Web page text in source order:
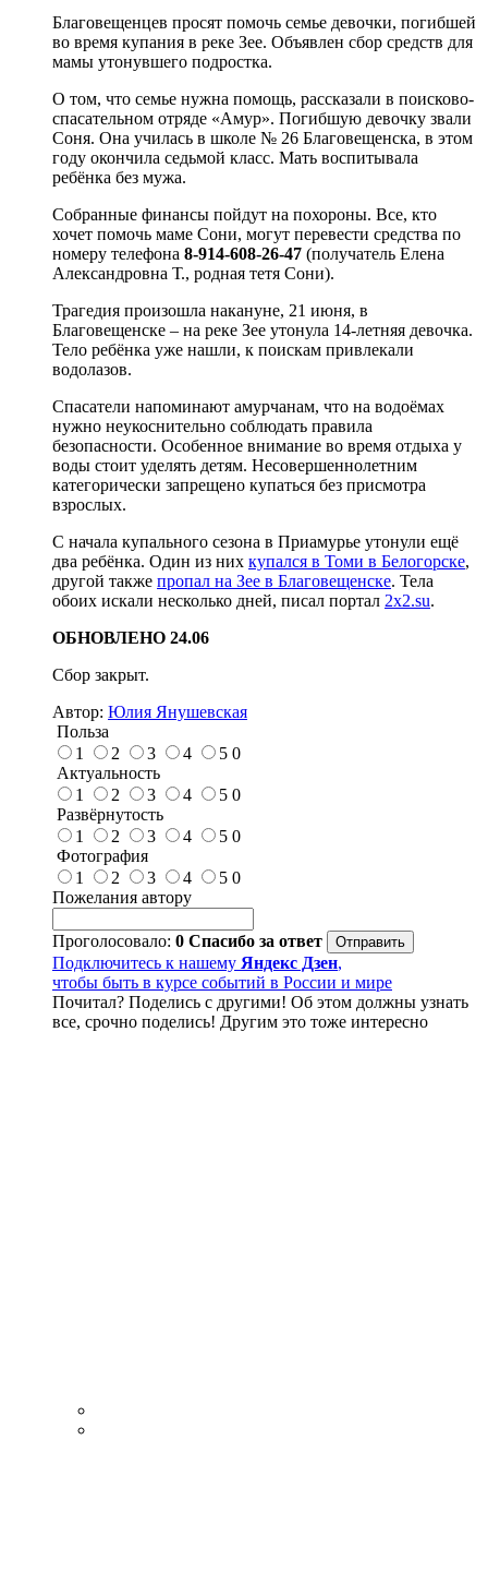
Благовещенцев просят помочь семье девочки, погибшей
во время купания в реке Зее. Объявлен сбор средств для
мамы утонувшего подростка.
О том, что семье нужна помощь, рассказали в поисково-
спасательном отряде «Амур». Погибшую девочку звали
Соня. Она училась в школе № 26 Благовещенска, в этом
году окончила седьмой класс. Мать воспитывала
ребёнка без мужа.
Собранные финансы пойдут на похороны. Все, кто
хочет помочь маме Сони, могут перевести средства по
номеру телефона 8-914-608-26-47 (получатель Елена
Александровна Т., родная тетя Сони).
Трагедия произошла накануне, 21 июня, в
Благовещенске – на реке Зее утонула 14-летняя девочка.
Тело ребёнка уже нашли, к поискам привлекали
водолазов.
Спасатели напоминают амурчанам, что на водоёмах
нужно неукоснительно соблюдать правила
безопасности. Особенное внимание во время отдыха у
воды стоит уделять детям. Несовершеннолетним
категорически запрещено купаться без присмотра
взрослых.
С начала купального сезона в Приамурье утонули ещё
два ребёнка. Один из них купался в Томи в Белогорске,
другой также пропал на Зее в Благовещенске. Тела
обоих искали несколько дней, писал портал 2x2.su.
ОБНОВЛЕНО 24.06
Сбор закрыт.
Автор: Юлия Янушевская
Польза
1
2 3 4 5 0
Актуальность
1
2 3 4 5 0
Развёрнутость
1
2 3 4 5 0
Фотография
1
2 3 4 5 0
Пожелания автору
Проголосовало: 0 Спасибо за ответ
Подключитесь к нашему Яндекс Дзен,
чтобы быть в курсе событий в России и мире
Почитал? Поделись с другими! Об этом должны узнать
все, срочно поделись! Другим это тоже интересно